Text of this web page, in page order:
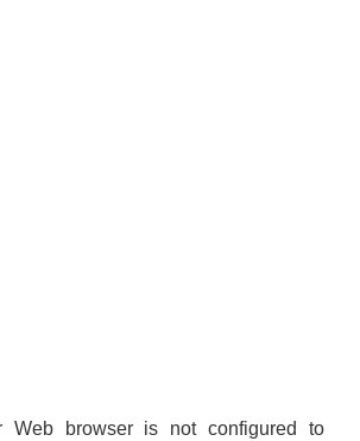
Web browser is not configured to